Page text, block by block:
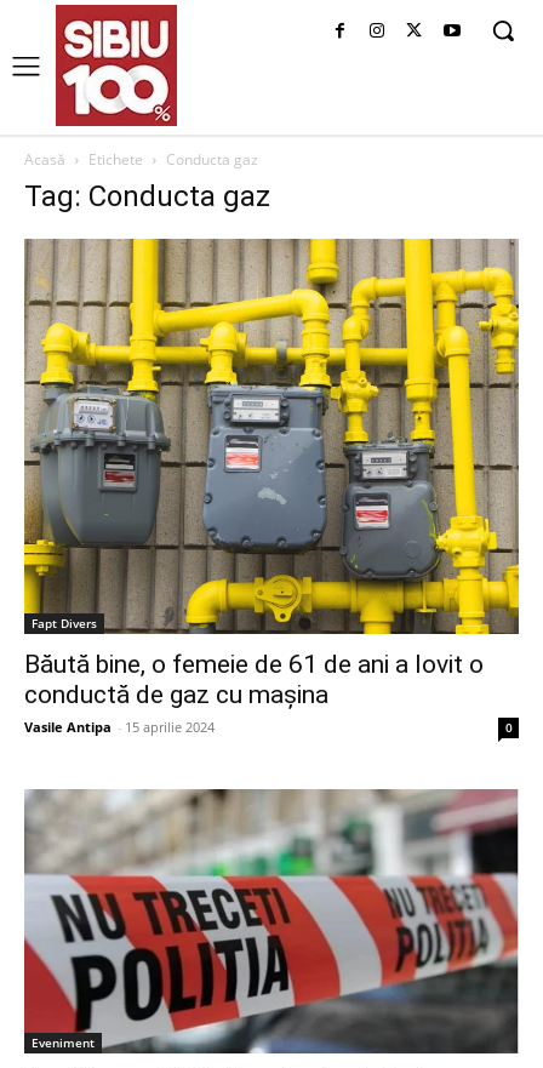
Acasă Etichete Conducta gaz
Tag: Conducta gaz
Fapt Divers
Băută bine, o femeie de 61 de ani a lovit o
conductă de gaz cu mașina
Vasile Antipa - 15 aprilie 2024 0
Eveniment